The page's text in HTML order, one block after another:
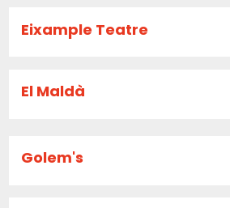
Eixample Teatre
El Maldà
Golem's